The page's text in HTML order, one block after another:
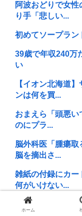
阿波おどりで女
り手「悲しい...
初めてソープラン
39歳で年収240万
い
【イオン北海道
ンは何を買...
おまえら「頭悪い
のにプラ...
脳外科医「腫瘍
脳を摘出さ...
雑紙の付録にカー
何がいけない...
【画像】高市早
ホーム